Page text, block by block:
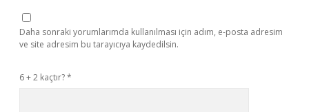
Daha sonraki yorumlarımda kullanılması için adım, e-posta adresim
ve site adresim bu tarayıcıya kaydedilsin.
6 + 2 kaçtır?*